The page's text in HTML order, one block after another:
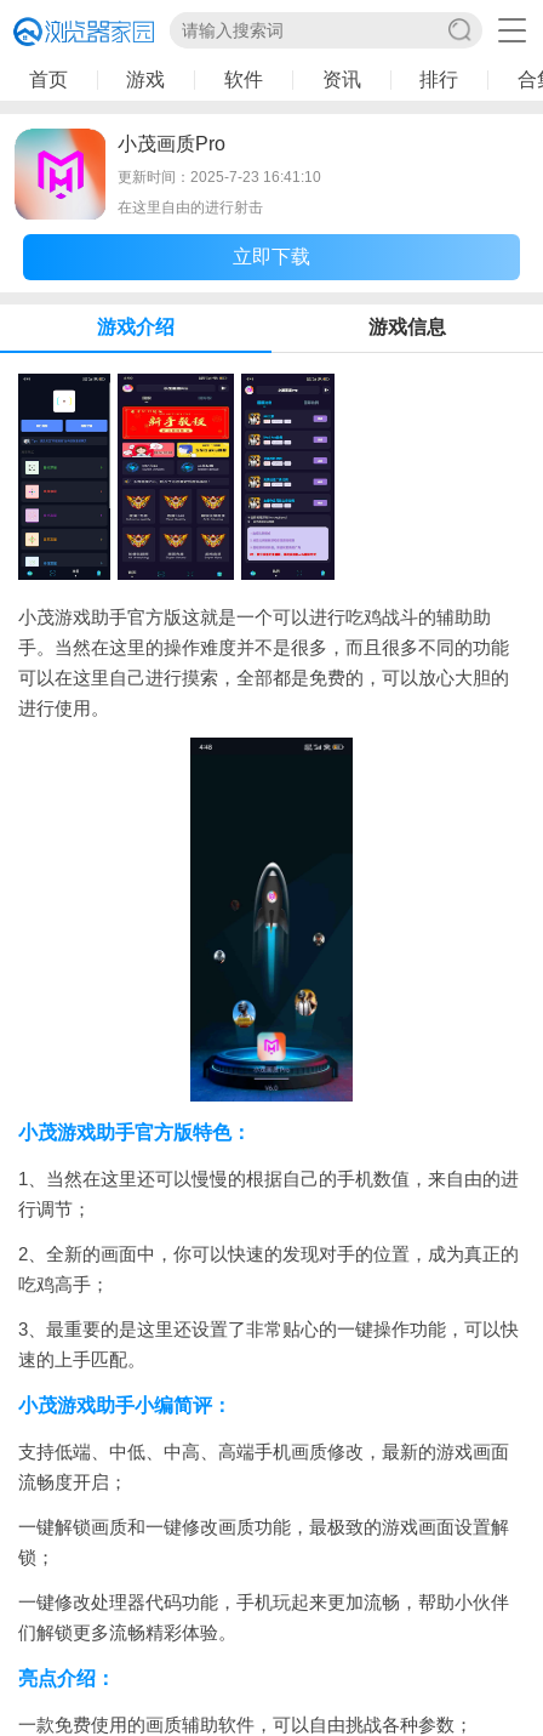
首页 游戏 软件 资讯 排行 合
小茂画质Pro
更新时间：2025-7-23 16:41:10
在这里自由的进行射击
立即下载
游戏介绍 游戏信息
小茂游戏助手官方版这就是一个可以进行吃鸡战斗的辅助助
手。当然在这里的操作难度并不是很多，而且很多不同的功能
可以在这里自己进行摸索，全部都是免费的，可以放心大胆的
进行使用。
小茂游戏助手官方版特色：
1、当然在这里还可以慢慢的根据自己的手机数值，来自由的进
行调节；
2、全新的画面中，你可以快速的发现对手的位置，成为真正的
吃鸡高手；
3、最重要的是这里还设置了非常贴心的一键操作功能，可以快
速的上手匹配。
小茂游戏助手小编简评：
支持低端、中低、中高、高端手机画质修改，最新的游戏画面
流畅度开启；
一键解锁画质和一键修改画质功能，最极致的游戏画面设置解
锁；
一键修改处理器代码功能，手机玩起来更加流畅，帮助小伙伴
们解锁更多流畅精彩体验。
亮点介绍：
一款免费使用的画质辅助软件，可以自由挑战各种参数；